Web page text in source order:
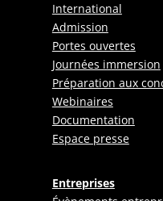
International
Admission
Portes ouvertes
Journées immersion
Préparation aux
Webinaires
Documentation
Espace presse
Entreprises